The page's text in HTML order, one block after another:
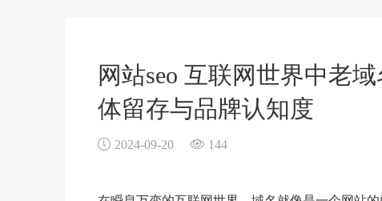
网站seo 互联网世界中老
体留存与品牌认知度
2024-09-20 144